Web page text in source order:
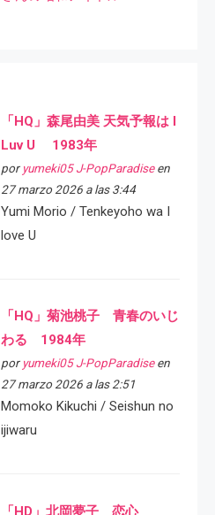
「HQ」森尾由美 天気予報は I
Luv U 1983年
por yumeki05 J-PopParadiseen
27 marzo 2026 a las 3:44
Yumi Morio / Tenkeyoho wa I
love U
「HQ」菊池桃子 青春のいじ
わる 1984年
por yumeki05 J-PopParadiseen
27 marzo 2026 a las 2:51
Momoko Kikuchi / Seishun no
ijiwaru
「HD」北岡夢子 恋心